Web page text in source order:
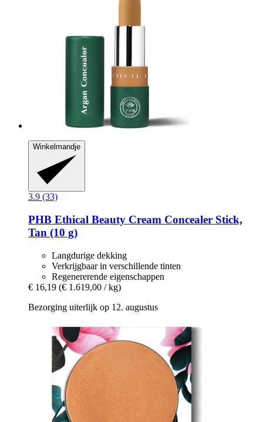
Winkelmandje
3.9 (33)
PHB Ethical Beauty Cream Concealer Stick,
Tan (10 g)
Langdurige dekking
Verkrijgbaar in verschillende tinten
Regenererende eigenschappen
€ 16,19 (€ 1.619,00 / kg)
Bezorging uiterlijk op 12. augustus